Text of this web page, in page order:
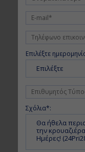
Επιλέξτε
Επιλέξτε
Σχόλια*: